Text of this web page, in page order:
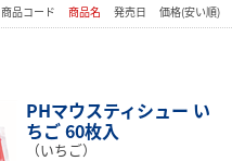
商品コード 商品名 発売日 価格(安い順)
PHマウスティシュー い
ちご 60枚入
（いちご）